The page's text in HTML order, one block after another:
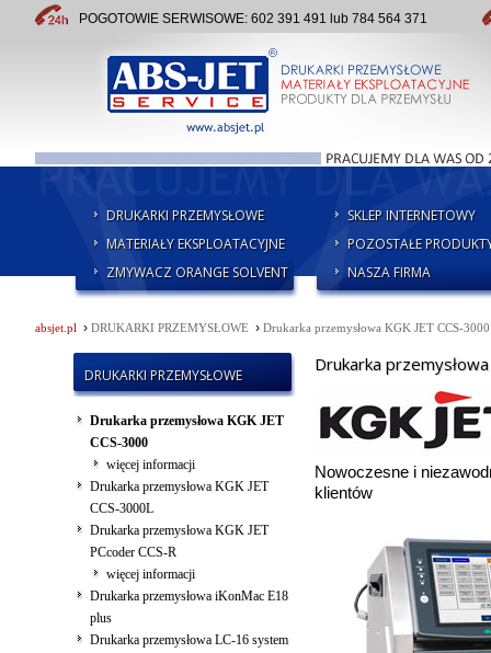
POGOTOWIE SERWISOWE: 602 391 491 lub 784 564 371
DRUKARKI PRZEMYSŁOWE
MATERIAŁY EKSPLOATACYJNE
ZMYWACZ ORANGE SOLVENT
SKLEP INTERNETOWY
POZOSTAŁE
NASZA FIRMA
absjet.pl› DRUKARKI PRZEMYSŁOWE › Drukarka przemysłowa KGK JET CCS-3000
DRUKARKI PRZEMYSŁOWE
Drukarka przemysłowa KGK JET
CCS-3000
więcej informacji
Drukarka przemysłowa KGK JET
CCS-3000L
Drukarka przemysłowa KGK JET
PCcoder CCS-R
więcej informacji
Drukarka przemysłowa iKonMac E18
plus
Drukarka przemysłowa LC-16 system
Drukarka
Nowoczesne i
klientów